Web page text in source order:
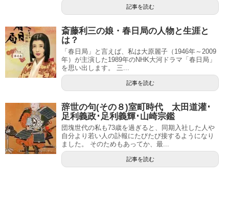
記事を読む
斎藤利三の娘・春日局の人物と生涯と
は？
「春日局」と言えば、私は大原麗子（1946年～2009
年）が主演した1989年のNHK大河ドラマ「春日局」
を思い出します。 三...
記事を読む
辞世の句(その８)室町時代 太田道灌･
足利義政･足利義輝･山崎宗鑑
団塊世代の私も73歳を過ぎると、同期入社した人や
自分より若い人の訃報にたびたび接するようになり
ました。 そのためもあってか、最...
記事を読む